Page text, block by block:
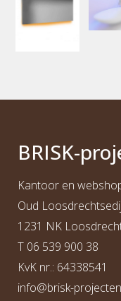
BRISK-
Kantoor en
Oud
1231 NK
T 06 539 900 38
KvK nr.: 64338541
info@brisk-